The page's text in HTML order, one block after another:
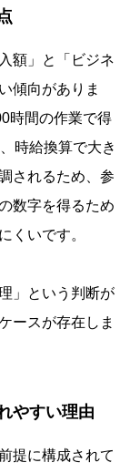
額」と「ビジネ
傾向がありま
時間の作業で得
時給換算で大き
されるため、参
数字を得るため
くいです。
」という判断が
ースが存在しま
やすい理由
提に構成されて